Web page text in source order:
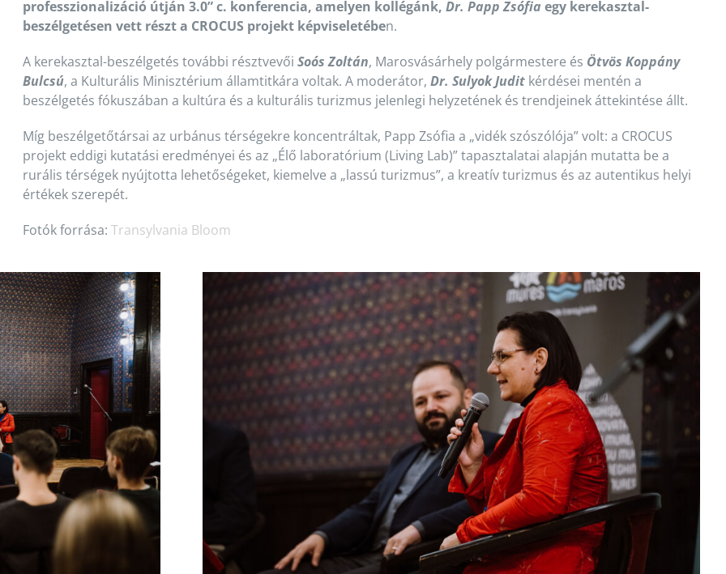
professzionalizáció útján 3.0” c. konferencia, amelyen kollégánk, Dr. Papp Zsófia egy kerekasztal-
beszélgetésen vett részt a CROCUS projekt képviseletében.
A kerekasztal-beszélgetés további résztvevői Soós Zoltán, Marosvásárhely polgármestere és Ötvös Koppány
Bulcsú, a Kulturális Minisztérium államtitkára voltak. A moderátor, Dr. Sulyok Judit kérdései mentén a
beszélgetés fókuszában a kultúra és a kulturális turizmus jelenlegi helyzetének és trendjeinek áttekintése állt.
Míg beszélgetőtársai az urbánus térségekre koncentráltak, Papp Zsófia a „vidék szószólója” volt: a CROCUS
projekt eddigi kutatási eredményei és az „Élő laboratórium (Living Lab)” tapasztalatai alapján mutatta be a
rurális térségek nyújtotta lehetőségeket, kiemelve a „lassú turizmus”, a kreatív turizmus és az autentikus helyi
értékek szerepét.
Fotók forrása: Transylvania Bloom